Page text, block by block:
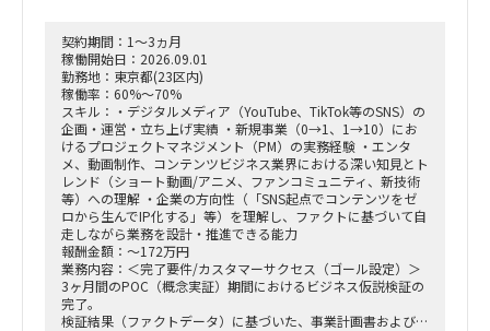
契約期間：1～3ヵ月
稼働開始日：2026.09.01
勤務地：東京都(23区内)
稼働率：60%～70%
スキル：・デジタルメディア（YouTube、TikTok等のSNS）の
企画・運営・立ち上げ実績 ・新規事業（0→1、1→10）にお
けるプロジェクトマネジメント（PM）の実務経験 ・エンタ
メ、動画制作、コンテンツビジネス業界における深い知見とト
レンド（ショート動画/アニメ、ファンコミュニティ、新技術
等）への理解 ・企業の方向性（「SNS起点でコンテンツをゼ
ロから生んでIP化する」等）を理解し、ファクトに基づいて自
走しながら業務を設計・推進できる能力
報酬金額：～172万円
業務内容：＜完了要件/カスタマーサクセス（ゴール設定）＞
3ヶ月間のPOC（概念実証）期間におけるビジネス仮説検証の
完了。
検証結果（ファクトデータ）に基づいた、事業計画書および市